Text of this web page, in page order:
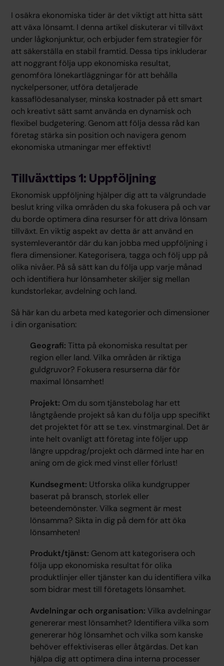
I osäkra ekonomiska tider är det viktigt att hitta sätt
att växa lönsamt. I denna artikel diskuterar vi tillväxt
under lågkonjunktur, och erbjuder fem strategier för
att säkerställa en stabil framtid. Dessa tips inkluderar
att noggrant följa upp ekonomiska resultat,
genomföra lönekartläggningar för att behålla
nyckelpersoner, utföra detaljerade
kassaflödesanalyser, minska kostnader på ett smart
och kreativt sätt samt använda en dynamisk och
flexibel budgetering. Genom att följa dessa råd kan
företag stärka sin position och navigera genom
ekonomiska utmaningar mer effektivt!
Tillväxttips 1: Uppföljning
Ekonomisk uppföljning hjälper dig att ta välgrundade
beslut kring vilka områden du ska fokusera på och var
du borde optimera dina resurser för att driva lönsam
tillväxt. En viktig aspekt av detta är att använd en
systemleverantör där du kan jobba med uppföljning i
flera dimensioner. Kategorisera, tagga och följ upp på
olika nivåer. På så sätt kan du följa upp varje månad
och identifiera hur lönsamheter skiljer sig mellan
kundstorlekar, avdelning och land.
Så här kan du arbeta med kategorier och dimensioner
i din organisation:
Geografi: Titta på ekonomiska resultat per
region eller land. Vilka områden är riktiga
guldgruvor? Fokusera resurserna där för
maximal lönsamhet!
Projekt: Om du som tjänstebolag har ett
långtgående projekt så kan du följa upp specifikt
det projektet för att se t.ex. vinstmarginal. Det är
inte helt ovanligt att företag inte följer upp
längre uppdrag/projekt och därmed inte har en
aning om de gick med vinst eller förlust!
Kundsegment: Utforska olika kundgrupper
baserat på bransch, storlek eller
beteendemönster. Vilka segment är mest
lönsamma? Sikta in dig på dem för att öka
lönsamheten!
Produkt/tjänst: Genom att kategorisera och
följa upp ekonomiska resultat för olika
produktlinjer eller tjänster kan du identifiera vilka
som bidrar mest till företagets lönsamhet.
Avdelningar och organisation: Vilka avdelningar
genererar mest lönsamhet? Identifiera vilka som
genererar hög lönsamhet och vilka som kanske
behöver effektiviseras eller åtgärdas. Det kan
hjälpa dig att optimera dina interna processer